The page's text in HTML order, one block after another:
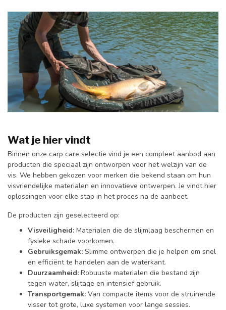
Wat je hier vindt
Binnen onze carp care selectie vind je een compleet aanbod aan
producten die speciaal zijn ontworpen voor het welzijn van de
vis. We hebben gekozen voor merken die bekend staan om hun
visvriendelijke materialen en innovatieve ontwerpen. Je vindt hier
oplossingen voor elke stap in het proces na de aanbeet.
De producten zijn geselecteerd op:
Visveiligheid: Materialen die de slijmlaag beschermen en
fysieke schade voorkomen.
Gebruiksgemak: Slimme ontwerpen die je helpen om snel
en efficiënt te handelen aan de waterkant.
Duurzaamheid: Robuuste materialen die bestand zijn
tegen water, slijtage en intensief gebruik.
Transportgemak: Van compacte items voor de struinende
visser tot grote, luxe systemen voor lange sessies.